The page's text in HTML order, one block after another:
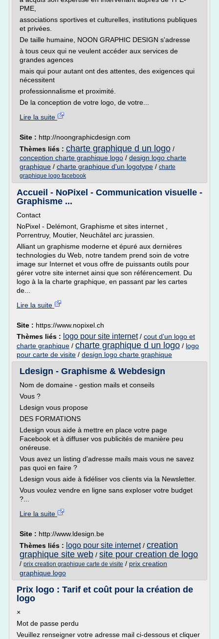
PME,
associations sportives et culturelles, institutions publiques
et privées.
De taille humaine, NOON GRAPHIC DESIGN s'adresse
à tous ceux qui ne veulent accéder aux services de
grandes agences
mais qui pour autant ont des attentes, des exigences qui
nécessitent
professionnalisme et proximité.
De la conception de votre logo, de votre...
Lire la suite
Site : http://noongraphicdesign.com
Thèmes liés : charte graphique d un logo /
conception charte graphique logo / design logo charte
graphique / charte graphique d'un logotype / charte
graphique logo facebook
Accueil - NoPixel - Communication visuelle -
Graphisme ...
Contact
NoPixel - Delémont, Graphisme et sites internet ,
Porrentruy, Moutier, Neuchâtel arc jurassien.
Alliant un graphisme moderne et épuré aux dernières
technologies du Web, notre tandem prend soin de votre
image sur Internet et vous offre de puissants outils pour
gérer votre site internet ainsi que son référencement. Du
logo à la la charte graphique, en passant par les cartes
de...
Lire la suite
Site : https://www.nopixel.ch
Thèmes liés : logo pour site internet/ cout d'un logo et
charte graphique / charte graphique d un logo / logo
pour carte de visite / design logo charte graphique
Ldesign - Graphisme & Webdesign
Nom de domaine - gestion mails et conseils
Vous ?
Ldesign vous propose
DES FORMATIONS
Ldesign vous aide à mettre en place votre page
Facebook et à diffuser vos publicités de manière peu
onéreuse.
Vous avez un listing d'adresse mails mais vous ne savez
pas quoi en faire ?
Ldesign vous aide à fidéliser vos clients via la Newsletter.
Vous voulez vendre en ligne sans exploser votre budget
?...
Lire la suite
Site : http://www.ldesign.be
Thèmes liés : logo pour site internet/ creation
graphique site web / site pour creation de logo
/ prix creation graphique carte de visite / prix creation
graphique logo
Prix logo : Tarif et coût pour la création de
logo
×
Mot de passe perdu
Veuillez renseigner votre adresse mail ci-dessous et cliquer